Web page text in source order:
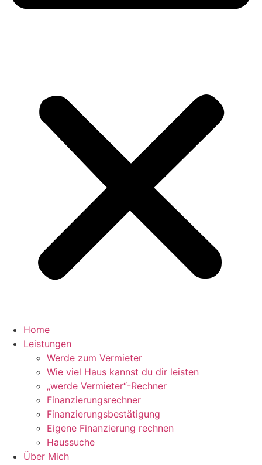
Home
Leistungen
Werde zum Vermieter
Wie viel Haus kannst du dir leisten
„werde Vermieter“-Rechner
Finanzierungsrechner
Finanzierungsbestätigung
Eigene Finanzierung rechnen
Haussuche
Über Mich